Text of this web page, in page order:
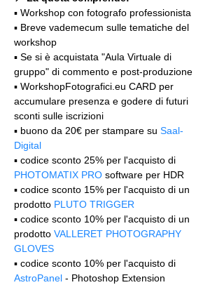
▪️ Workshop con fotografo professionista
▪️ Breve vademecum sulle tematiche del
workshop
▪️ Se si è acquistata "Aula Virtuale di
gruppo" di commento e post-produzione
▪️ WorkshopFotografici.eu CARD per
accumulare presenza e godere di futuri
sconti sulle iscrizioni
▪️ buono da 20€ per stampare su Saal-
Digital
▪️ codice sconto 25% per l'acquisto di
PHOTOMATIX PRO software per HDR
▪️ codice sconto 15% per l'acquisto di un
prodotto PLUTO TRIGGER
▪️ codice sconto 10% per l'acquisto di un
prodotto VALLERET PHOTOGRAPHY
GLOVES
▪️ codice sconto 10% per l'acquisto di
AstroPanel - Photoshop Extension